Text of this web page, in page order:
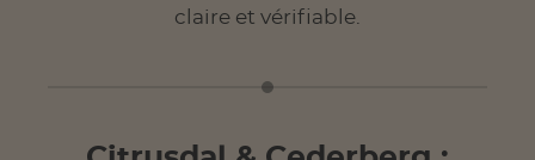
claire et vérifiable.